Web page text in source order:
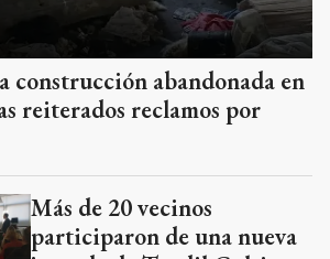
construcción abandonada en
reiterados reclamos por
Más de 20 vecinos
participaron de una nueva